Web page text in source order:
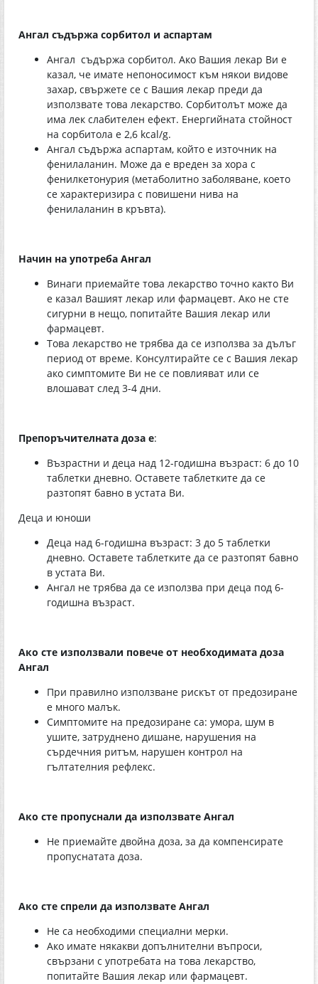
Ангал съдържа сорбитол и аспартам
Ангал съдържа сорбитол. Ако Вашия лекар Ви е
казал, че имате непоносимост към някои видове
захар, свържете се с Вашия лекар преди да
използвате това лекарство. Сорбитолът може да
има лек слабителен ефект. Енергийната стойност
на сорбитола е 2,6 kcal/g.
Ангал съдържа аспартам, който е източник на
фенилаланин. Може да е вреден за хора с
фенилкетонурия (метаболитно заболяване, което
се характеризира с повишени нива на
фенилаланин в кръвта).
Начин на употреба Ангал
Винаги приемайте това лекарство точно както Ви
е казал Вашият лекар или фармацевт. Ако не сте
сигурни в нещо, попитайте Вашия лекар или
фармацевт.
Това лекарство не трябва да се използва за дълъг
период от време. Консултирайте се с Вашия лекар
ако симптомите Ви не се повлияват или се
влошават след 3-4 дни.
Препоръчителната доза е:
Възрастни и деца над 12-годишна възраст: 6 до 10
таблетки дневно. Оставете таблетките да се
разтопят бавно в устата Ви.
Деца и юноши
Деца над 6-годишна възраст: 3 до 5 таблетки
дневно. Оставете таблетките да се разтопят бавно
в устата Ви.
Ангал не трябва да се използва при деца под 6-
годишна възраст.
Ако сте използвали повече от необходимата доза
Ангал
При правилно използване рискът от предозиране
е много малък.
Симптомите на предозиране са: умора, шум в
ушите, затруднено дишане, нарушения на
сърдечния ритъм, нарушен контрол на
гълтателния рефлекс.
Ако сте пропуснали да използвате Ангал
Не приемайте двойна доза, за да компенсирате
пропуснатата доза.
Ако сте спрели да използвате Ангал
Не са необходими специални мерки.
Ако имате някакви допълнителни въпроси,
свързани с употребата на това лекарство,
попитайте Вашия лекар или фармацевт.